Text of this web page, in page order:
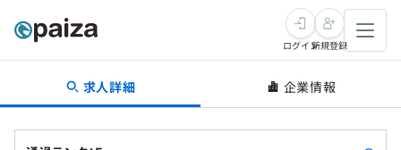
転職・キャリア
ログイン新規登録
求人詳細 企業情報